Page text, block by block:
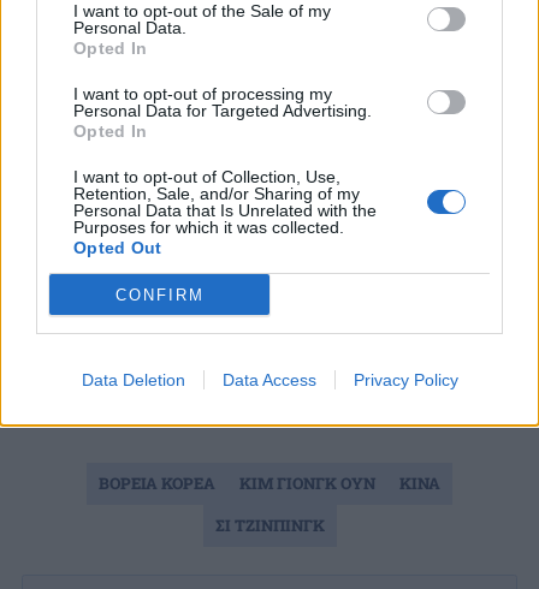
I want to opt-out of the Sale of my
Personal Data.
Opted In
I want to opt-out of processing my
Personal Data for Targeted Advertising.
Opted In
I want to opt-out of Collection, Use,
Retention, Sale, and/or Sharing of my
Personal Data that Is Unrelated with the
Purposes for which it was collected.
Opted Out
CONFIRM
Data Deletion Data Access Privacy Policy
Πηγή: Reuters
ΔΙΑΦΗΜΙΣΗ
ΒΟΡΕΙΑ ΚΟΡΕΑ ΚΙΜ ΓΙΟΝΓΚ ΟΥΝ
ΚΙΝΑ
ΣΙ ΤΖΙΝΠΙΝΓΚ